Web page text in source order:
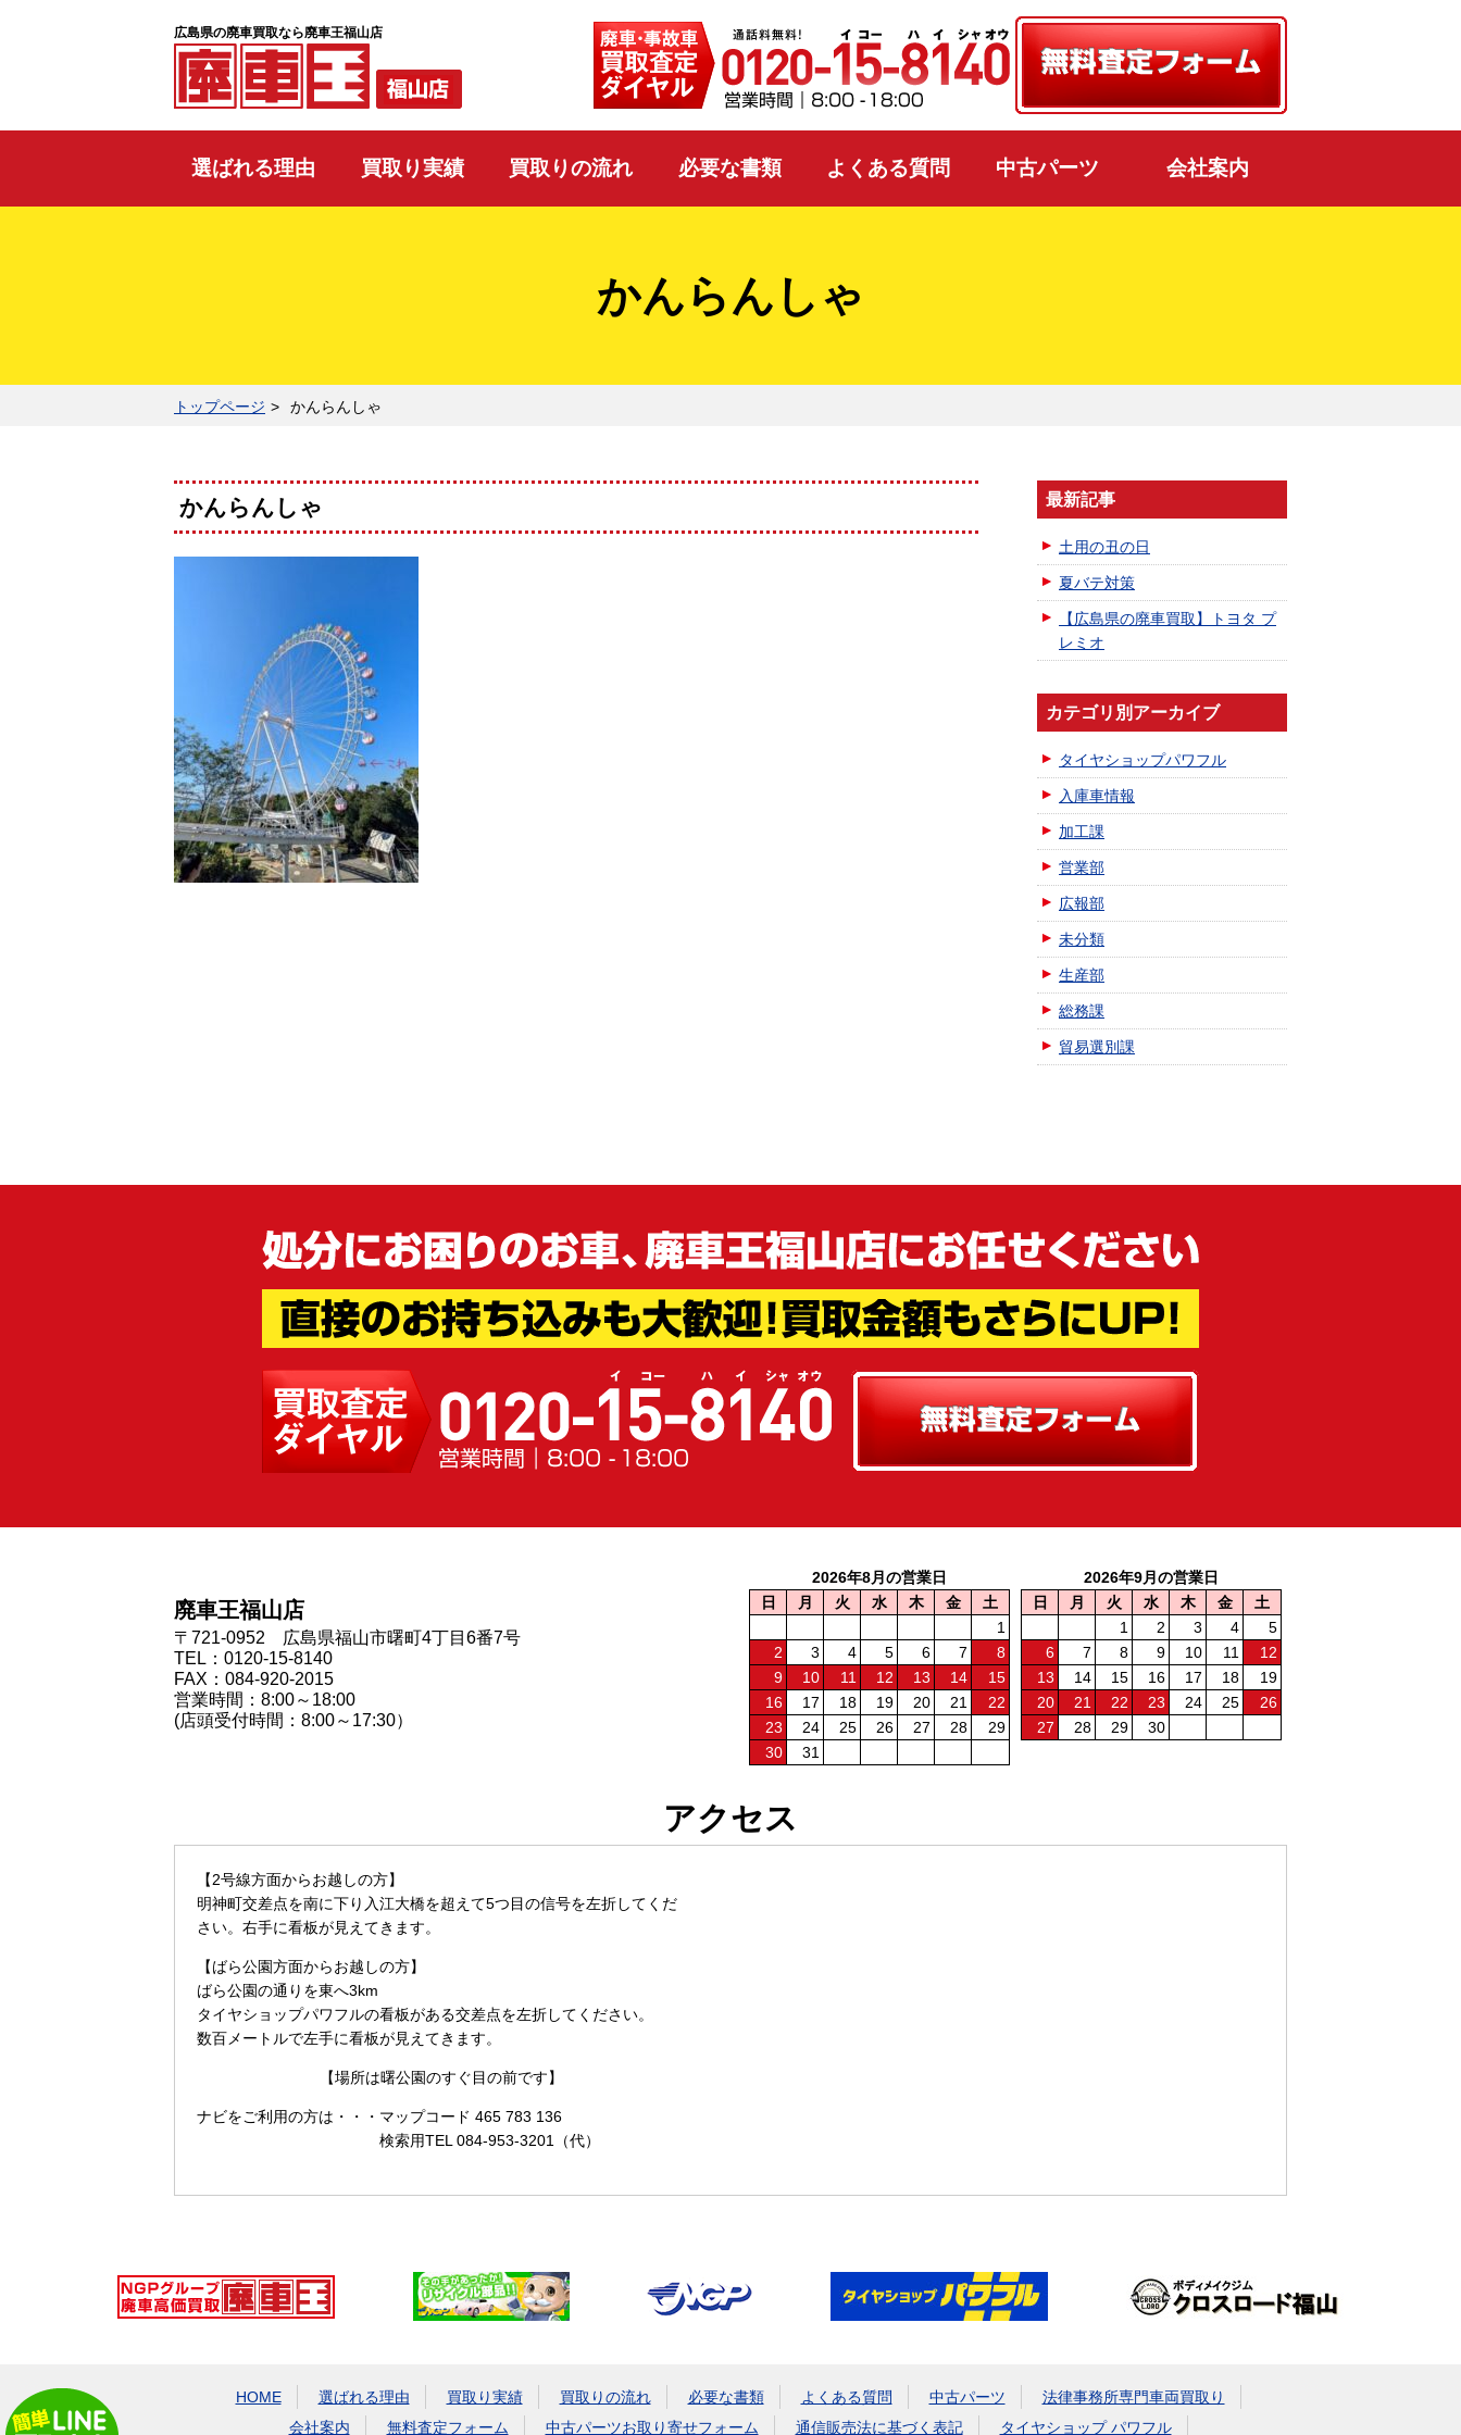
広島県の廃車買取なら廃車王福山店
選ばれる理由 買取り実績 買取りの流れ 必要な書類 よくある質問 中古パーツ 会社案内
かんらんしゃ
トップページ かんらんしゃ
かんらんしゃ 最新記事
土用の丑の日
夏バテ対策
【広島県の廃車買取】トヨタ プ
レミオ
カテゴリ別アーカイブ
タイヤショップパワフル
入庫車情報
加工課
営業部
広報部
未分類
生産部
総務課
貿易選別課
廃車王福山店
〒721-0952 広島県福山市曙町4丁目6番7号
TEL：0120-15-8140
FAX：084-920-2015
営業時間：8:00～18:00
(店頭受付時間：8:00～17:30）
2026年8月の営業日
日
月 火 水 木 金
土
1
2
3 4 5 6 7
8
9
10 11 12 13 14
15
16
17 18 19 20 21
22
23
24 25 26 27 28
29
30
31
2026年9月の営業日
日
月 火 水 木 金
土
1
2 3 4
5
6
7 8 9 10 11
12
13
14 15 16 17 18
19
20
21 22 23 24 25
26
27
28 29 30
アクセス
【2号線方面からお越しの方】
明神町交差点を南に下り入江大橋を超えて5つ目の信号を左折してくだ
さい。右手に看板が見えてきます。
【ばら公園方面からお越しの方】
ばら公園の通りを東へ3km
タイヤショップパワフルの看板がある交差点を左折してください。
数百メートルで左手に看板が見えてきます。
【場所は曙公園のすぐ目の前です】
ナビをご利用の方は・・・ マップコード 465 783 136
検索用TEL 084-953-3201（代）
HOME 選ばれる理由 買取り実績 買取りの流れ 必要な書類 よくある質問 中古パーツ
法律事務所専門車両買取り
会社案内
無料査定フォーム 中古パーツお取り寄せフォーム 通信販売法に基づく表記 タイヤショップ パワフル